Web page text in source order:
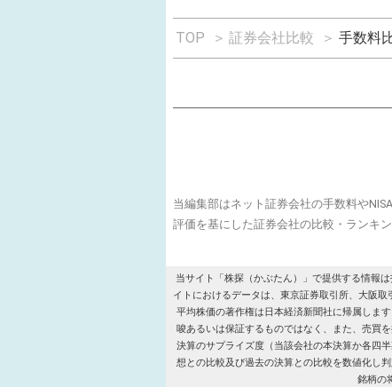
TOP ＞ 証券会社比較 ＞ 手数料
当編集部はネット証券会社の手数料や
評価を基にした証券会社の比較・ランキ
当サイト「株探（かぶたん）」で提供する情報
イトにおけるデータは、東京証券取引所、大阪
平均株価の著作権は日本経済新聞社に帰属しま
唆あるいは保証するものではなく、また、売買
決算のサプライズ度（当該会社の本決算か各四
想との比較及び過去の決算との比較を数値化し
銘柄の